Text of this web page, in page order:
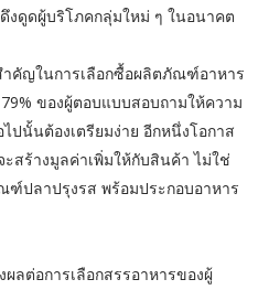
งดูดผู้บริโภคกลุ่มใหม่ ๆ ในอนาคต
ำคัญในการเลือกซื้อผลิตภัณฑ์อาหาร
ของผู้ตอบแบบสอบถามให้ความ
ปนั้นต้องเตรียมง่าย อีกหนึ่งโอกาส
สร้างมูลค่าเพิ่มให้กับสินค้า ไม่ใช่
ปลาปรุงรส พร้อมประกอบอาหาร
ลต่อการเลือกสรรอาหารของผู้